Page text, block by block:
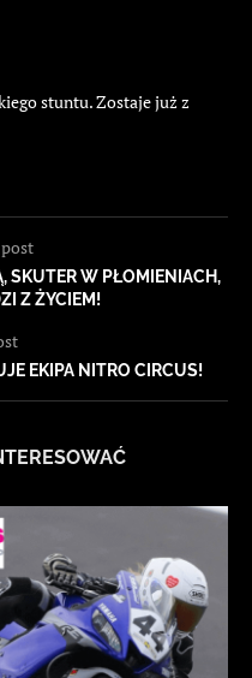
stuntu. Zostaje już z
SKUTER W PŁOMIENIACH,
Z ŻYCIEM!
EKIPA NITRO CIRCUS!